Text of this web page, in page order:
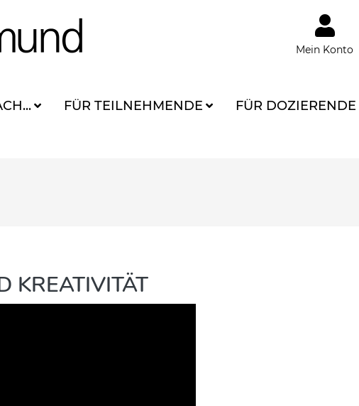
Mein Konto
FÜR TEILNEHMENDE FÜR DOZIERENDE
KREATIVITÄT